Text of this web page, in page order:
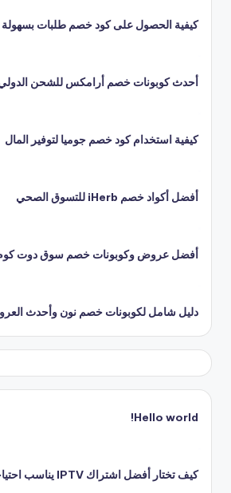
كيفية الحصول على كود خصم طلبات بسهولة
أحدث كوبونات خصم أرامكس للشحن
كيفية استخدام كود خصم جوميا لتوفير المال
أفضل أكواد خصم iHerb للتسوق الصحي
أفضل عروض وكوبونات خصم سوق دوت
دليل شامل لكوبونات خصم نون وأحدث
Hello world!
كيف تختار أفضل اشتراك IPTV يناسب احتياجاتك؟